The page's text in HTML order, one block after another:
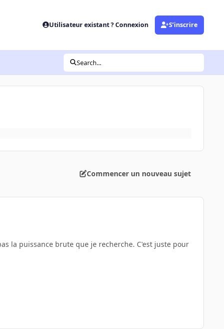
Utilisateur existant ? Connexion S’inscrire
Search...
Commencer un nouveau sujet
la puissance brute que je recherche. C'est juste pour